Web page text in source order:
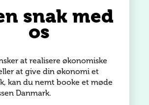
snak med
os
at realisere økonomiske
at give din økonomi et
kan du nemt booke et møde
Danmark.